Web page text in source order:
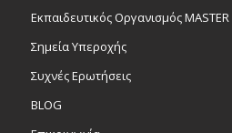
Εκπαιδευτικός Οργανισμός MASTER
Σημεία Υπεροχής
Συχνές Ερωτήσεις
BLOG